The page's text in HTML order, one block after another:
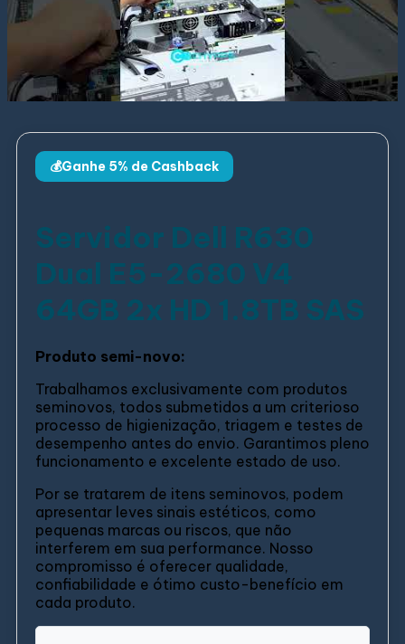
💰Ganhe 5% de Cashback
Servidor Dell R630
Dual E5-2680 V4
64GB 2x HD 1.8TB SAS
Produto semi-novo:
Trabalhamos exclusivamente com produtos
seminovos, todos submetidos a um criterioso
processo de higienização, triagem e testes de
desempenho antes do envio. Garantimos pleno
funcionamento e excelente estado de uso.
Por se tratarem de itens seminovos, podem
apresentar leves sinais estéticos, como
pequenas marcas ou riscos, que não
interferem em sua performance. Nosso
compromisso é oferecer qualidade,
confiabilidade e ótimo custo-benefício em
cada produto.